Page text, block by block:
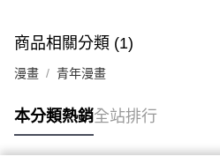
商品相關分類 (1)
漫畫 青年漫畫
本分類熱銷全站排行